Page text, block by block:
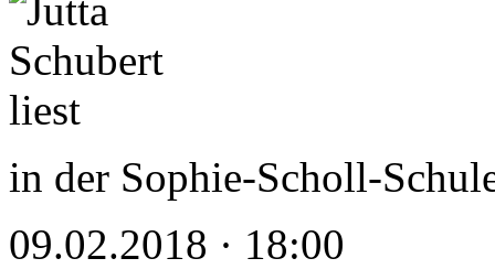
in der Sophie-Scholl-
09.02.2018 · 18:00